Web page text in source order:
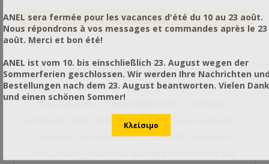
ΕΠΙΚΟΙΝΩΝΙΑ
Το μηχάνημα που κάνει τη διαφορά ανάμεσα στις
γραμμές μεσαίας και μεγάλης δυναμικότητας.
Παραλαμβάνει τα γεμάτα βάζα από το διάδρομο
μεταφοράς, βάζει τα καπάκια και τα βιδώνει αυτόματα. Ο
χειριστής δεν ακουμπάει το βάζο. Με εξελιγμένο
ANEL sera fermée pour les vacances d'été du 10 au 23 août.
Nous répondrons à vos messages et commandes après le 23
août. Merci et bon été!
ANEL ist vom 10. bis einschließlich 23. August wegen der
Sommerferien geschlossen. Wir werden Ihre Nachrichten
Bestellungen nach dem 23. August beantworten. Vielen Dank
und einen schönen Sommer!